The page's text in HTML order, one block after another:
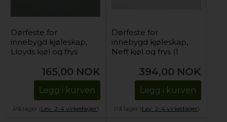
Dørfeste for
innebygd kjøleskap,
Lloyds kjøl og frys
165,00 NOK
Legg i kurven
På lager (Lev. 2-4 virkedager).
Dørfeste for
innebygd kjøleskap,
Neff kjøl og frys (1
394,00 NOK
Legg i kurven
På lager (Lev. 2-4 virkedager).